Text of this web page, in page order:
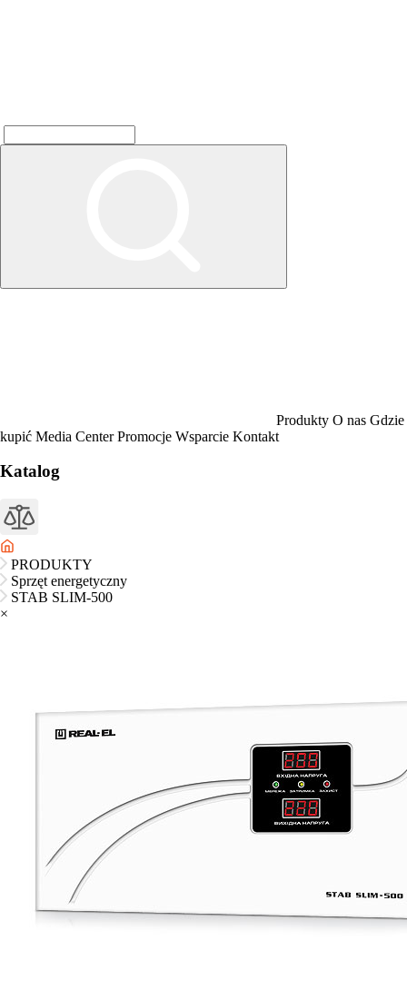
Produkty O nas Gdzie
kupić Media CenterPromocje Wsparcie Kontakt
Katalog
PRODUKTY
Sprzęt energetyczny
STAB SLIM-500
×